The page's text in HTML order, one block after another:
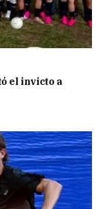
el invicto a